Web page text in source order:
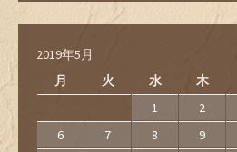
2019年5月
月
火 水 木
1 2
6
7 8 9